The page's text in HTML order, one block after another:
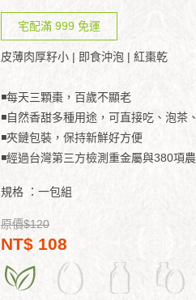
宅配滿 999 免運
皮薄肉厚籽小 | 即食沖泡 | 紅棗乾
◾每天三顆棗，百歲不顯老
◾自然香甜多種用途，可直接吃、泡茶
◾夾鏈包裝，保持新鮮好方便
◾經過台灣第三方檢測重金屬與380項
規格 ： 一包組
原價$120
NT$ 108